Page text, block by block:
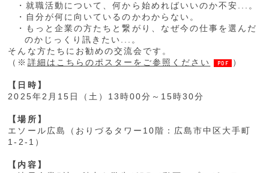
・就職活動について、何から始めればいいのか不安...。
・自分が何に向いているのかわからない。
・もっと企業の方たちと繋がり、なぜ今の仕事を選んだ
のかじっくり訊きたい...。
そんな方たちにお勧めの交流会です。
（※ 詳細はこちらのポスターをご参照ください ）
【日時】
2025年2月15日（土）13時00分～15時30分
【場所】
エソール広島（おりづるタワー10階：広島市中区大手町
1-2-1）
【内容】